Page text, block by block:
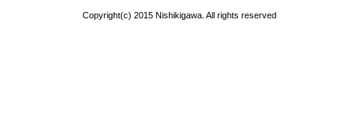
Copyright(c) 2015 Nishikigawa. All rights reserved